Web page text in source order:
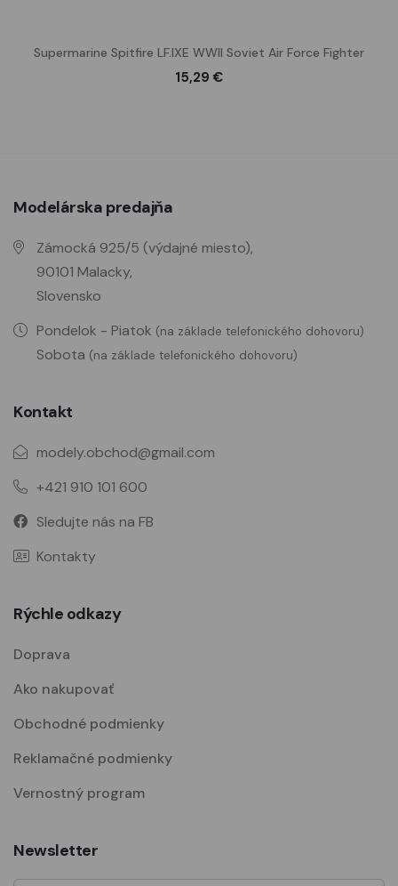
Supermarine Spitfire LF.IXE WWII Soviet Air Force Fighter
15,29 €
Modelárska predajňa
Zámocká 925/5 (výdajné miesto),
90101 Malacky,
Slovensko
Pondelok - Piatok (na základe telefonického dohovoru)
Sobota (na základe telefonického dohovoru)
Kontakt
modely.obchod@gmail.com
+421 910 101 600
Sledujte nás na FB
Kontakty
Rýchle odkazy
Doprava
Ako nakupovať
Obchodné podmienky
Reklamačné podmienky
Vernostný program
Newsletter